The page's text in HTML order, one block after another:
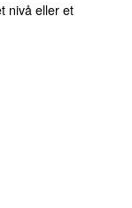
nivå eller et